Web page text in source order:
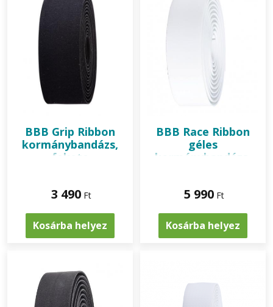
BBB Grip Ribbon
kormánybandázs,
fekete
3 490 Ft
Kosárba helyez
BBB Race Ribbon
géles
kormánybandázs,
5 990 Ft
Kosárba helyez